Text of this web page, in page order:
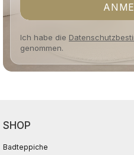
Ich habe die
genommen.
SHOP
Badteppiche